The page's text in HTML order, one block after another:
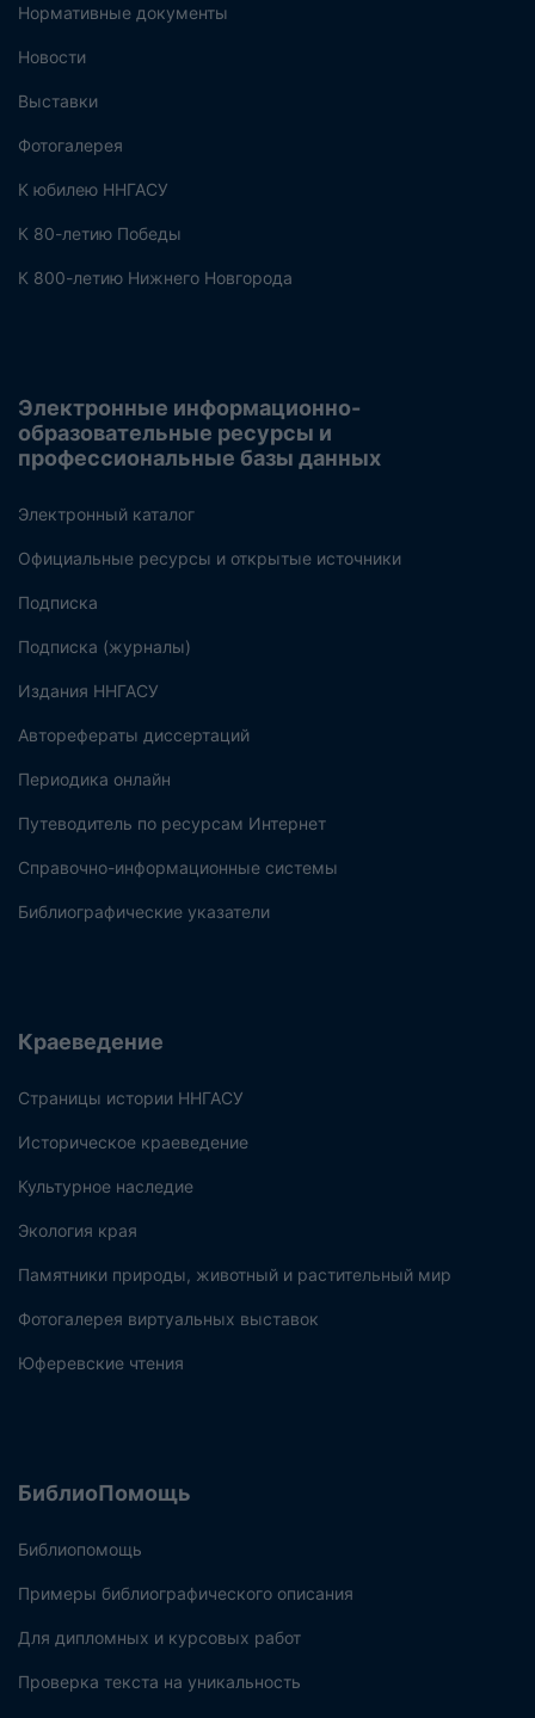
Нормативные документы
Новости
Выставки
Фотогалерея
К юбилею ННГАСУ
К 80-летию Победы
К 800-летию Нижнего Новгорода
Электронные информационно-
образовательные ресурсы и
профессиональные базы данных
Электронный каталог
Официальные ресурсы и открытые источники
Подписка
Подписка (журналы)
Издания ННГАСУ
Авторефераты диссертаций
Периодика онлайн
Путеводитель по ресурсам Интернет
Справочно-информационные системы
Библиографические указатели
Краеведение
Страницы истории ННГАСУ
Историческое краеведение
Культурное наследие
Экология края
Памятники природы, животный и растительный мир
Фотогалерея виртуальных выставок
Юферевские чтения
БиблиоПомощь
Библиопомощь
Примеры библиографического описания
Для дипломных и курсовых работ
Проверка текста на уникальность